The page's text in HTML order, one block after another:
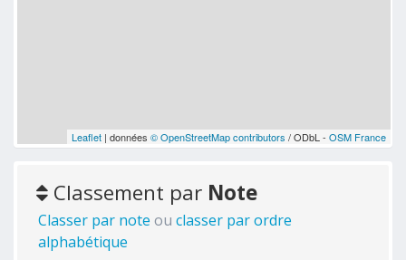
Leaflet| données © OpenStreetMap contributors / ODbL - OSM France
Classement par Note
Classer par note ou classer par ordre
alphabétique